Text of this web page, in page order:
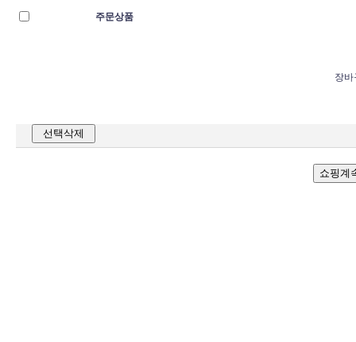
주문상품
장
선택삭제
쇼핑계